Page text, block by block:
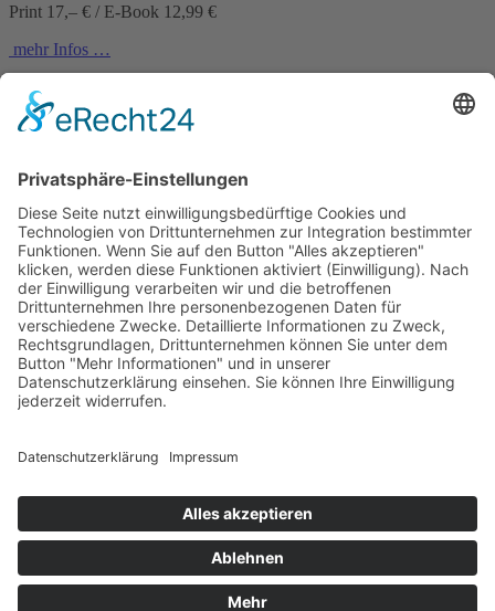
Print 17,– € / E-Book 12,99 €
mehr Infos …
Print
Kuhnert, Sandra Lüpkes, Olaf Müller, Kirsten Püttjer, Barbara
Schlüter, Walter Wehner, Erich Weidinger, Heike Wolpert, Günther
Zäuner
Tod unterm Schwanz
11. März 2020
sofort lieferbar
304 Seiten, 12,5 x 20,5 cm
Print 14,– € / E-Book 10,99 €
AGB
Sitemap